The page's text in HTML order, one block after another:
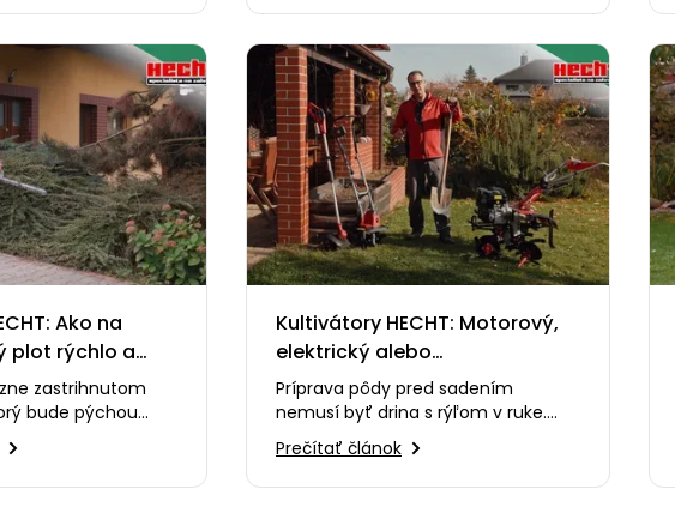
Ako na
plot rýchlo a
zastrihnutom
bude pýchou
V tomto videu
Kultivátory HECHT: Motorový,
elektrický alebo
akumulátorový?
Príprava pôdy pred sadením
nemusí byť drina s rýľom v ruke.
🧑‍🌾 V tomto videu porovnáme
kultivátory HECHT a pomôžeme…
Prečítať článok